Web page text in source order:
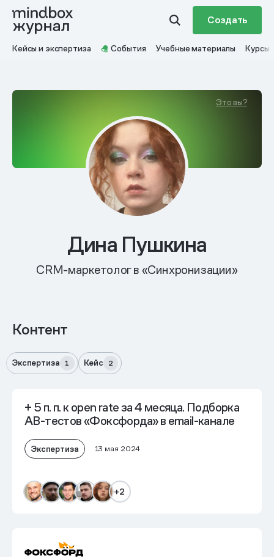
Создать
Кейсы и экспертиза События Учебные материалы Курсы
Это вы?
Дина Пушкина
CRM-маркетолог в «Синхронизации»
Контент
Экспертиза 1 Кейс 2
+ 5 п. п. к open rateза 4 месяца. Подборка
AB-тестов «Фоксфорда» в email-канале
Экспертиза 13 мая 2024
+2